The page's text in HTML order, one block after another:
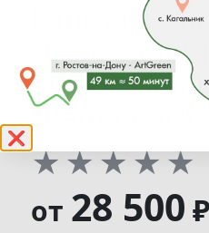
❌
Каштан
"Бауманни"
"Baumanii")
★★★★★
от 28 500